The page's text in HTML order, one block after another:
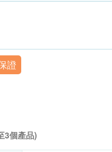
女士)
40歲以上女士) 可檢測腫
項目或需另約日期進行
更多服務需知及注
優惠價選購附加檢查
ESDlife
及列印訂購確認信
月，客戶必須於6個
有關服務，逾期作
特別快速報告，可
排。
室
– 6:30p.m.
證
3個產品)